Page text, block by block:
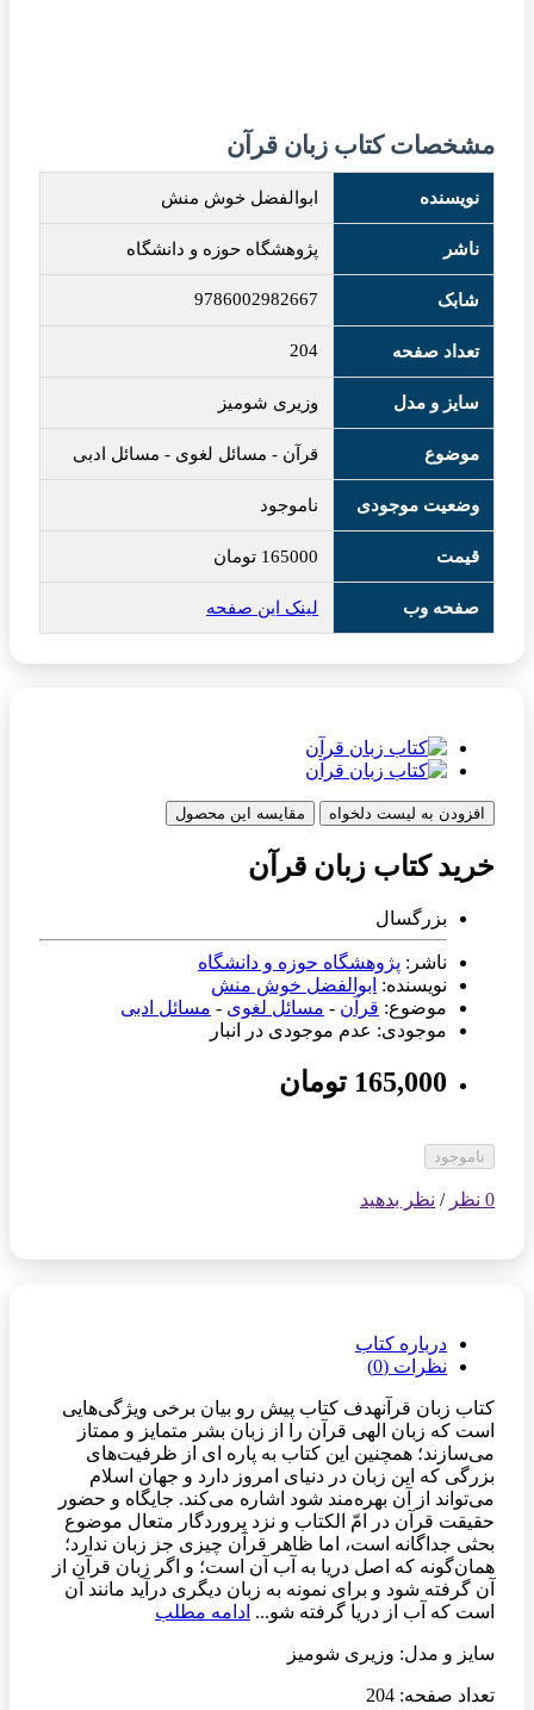
مشخصات کتاب زبان قرآن
نویسنده ابوالفضل خوش منش
ناشر پژوهشگاه حوزه و دانشگاه
شابک 9786002982667
تعداد صفحه 204
سایز و مدل وزیری شومیز
موضوع قرآن - مسائل لغوی - مسائل ادبی
وضعیت موجودی ناموجود
قیمت 165000 تومان
صفحه وب لینک این صفحه
افزودن به لیست دلخواه مقایسه این محصول
خرید کتاب زبان قرآن
بزرگسال
ناشر: پژوهشگاه حوزه و دانشگاه
نویسنده: ابوالفضل خوش منش
موضوع: قرآن - مسائل لغوی - مسائل ادبی
موجودی: عدم موجودی در انبار
165,000 تومان
ناموجود
0 نظر / نظر بدهید
درباره کتاب
نظرات (0)
کتاب زبان قرآنهدف کتاب پیش رو بیان برخی ویژگی‌هایی
است که زبان الهی قرآن را از زبان بشر متمایز و ممتاز
می‌سازند؛ همچنین این کتاب به پاره ای از ظرفیت‌های
بزرگی که این زبان در دنیای امروز دارد و جهان اسلام
می‌تواند از آن بهره‌مند شود اشاره می‌کند. جایگاه و حضور
حقیقت قرآن در امّ الکتاب و نزد پروردگار متعال موضوع
بحثی جداگانه است، اما ظاهر قرآن چیزی جز زبان ندارد؛
همان‌گونه که اصل دریا به آب آن است؛ و اگر زبان قرآن از
آن گرفته شود و برای نمونه به زبان دیگری درآید مانند آن
است که آب از دریا گرفته شو... ادامه مطلب
سایز و مدل: وزیری شومیز
تعداد صفحه: 204